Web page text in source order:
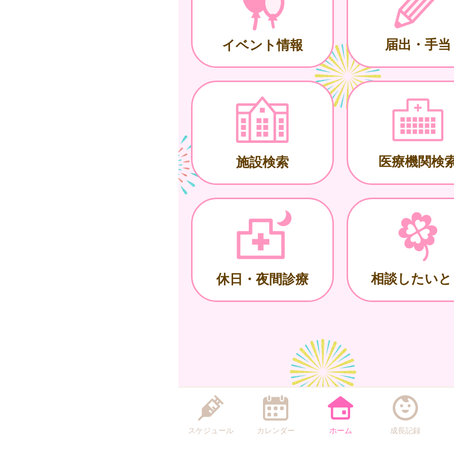
イベント情報 届出・手当
施設検索 医療機関検
休日・夜間診療 相談したい
スケジュール カレンダー ホーム 成長記録